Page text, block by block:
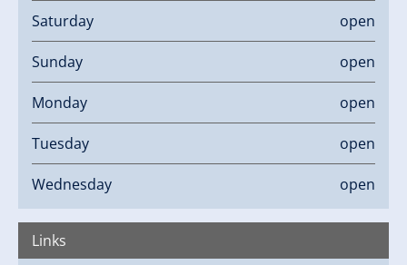
Saturday open
Sunday open
Monday open
Tuesday open
Wednesday open
Links